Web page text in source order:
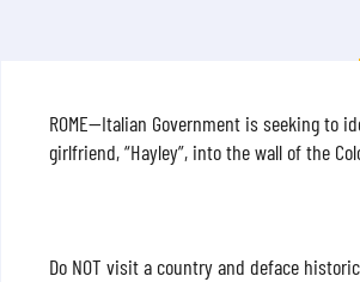
ROME—Italian Government is seeking to
girlfriend, “Hayley”, into the wall of the
Do NOT visit a country and deface